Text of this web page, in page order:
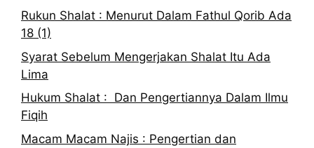
Rukun Shalat : Menurut Dalam Fathul Qorib Ada
18 (1)
Syarat Sebelum Mengerjakan Shalat Itu Ada
Lima
Hukum Shalat : Dan Pengertiannya Dalam Ilmu
Fiqih
Macam Macam Najis : Pengertian dan